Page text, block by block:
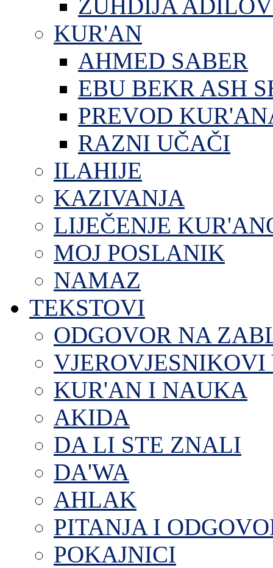
ZUHDIJA
KUR'AN
AHMED SABER
EBU BEKR ASH
PREVOD
RAZNI UČAČI
ILAHIJE
KAZIVANJA
LIJEČENJE
MOJ POSLANIK
NAMAZ
TEKSTOVI
ODGOVOR NA
VJEROVJESNIKOVI
KUR'AN I NAUKA
AKIDA
DA LI STE ZNALI
DA'WA
AHLAK
PITANJA I
POKAJNICI